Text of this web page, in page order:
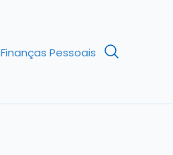
Finanças Pessoais